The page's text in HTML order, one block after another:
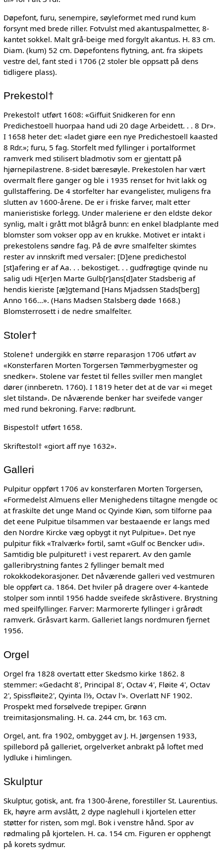
Døpefont, furu, senempire, søyleformet med rund kum
forsynt med brede riller. Fotvulst med akantuspalmetter, 8-
kantet sokkel. Malt grå-beige med forgylt akantus. H. 83 cm.
Diam. (kum) 52 cm. Døpefontens flytning, ant. fra skipets
vestre del, fant sted i 1706 (2 stoler ble oppsatt på dens
tidligere plass).
Prekestol†
Prekestol† utført 1608: «Giffuit Snidkeren for enn
Predichestoell huorpaa hand udi 20 dage Arbeidett. . . 8 Dr».
I 1658 heter det: «ladet giøre een nye Predichestoell kaasted
8 Rdr.»; furu, 5 fag. Storfelt med fyllinger i portalformet
ramverk med stilisert bladmotiv som er gjentatt på
hjørnepilastrene. 8-sidet bæresøyle. Prekestolen har vært
overmalt flere ganger og ble i 1935 renset for hvit lakk og
gullstaffering. De 4 storfelter har evangelister, muligens fra
slutten av 1600-årene. De er i friske farver, malt etter
manieristiske forlegg. Under maleriene er den eldste dekor
synlig, malt i grått mot blågrå bunn: en enkel bladplante med
blomster som vokser opp av en krukke. Motivet er intakt i
prekestolens søndre fag. På de øvre smalfelter skimtes
rester av innskrift med versaler: [D]ene predichestol
[st]afering er af Aa. . . bekostiget. . . gudfrøgtige qvinde nu
salig udi H[er]en Marte Gulb[r]ans[d]ater Stadsberig af
hendis kieriste [æ]gtemand [Hans Mjadssen Stads[berg]
Anno 166...». (Hans Madsen Stalsberg døde 1668.)
Blomsterrosett i de nedre smalfelter.
Stoler†
Stolene† undergikk en større reparasjon 1706 utført av
«Konsterfaren Morten Torgersen Tømmerbygmester og
snedker». Stolene var festet til felles sviller men manglet
dører (innberetn. 1760). I 1819 heter det at de var «i meget
slet tilstand». De nåværende benker har sveifede vanger
med rund bekroning. Farve: rødbrunt.
Bispestol† utført 1658.
Skriftestol† «giort aff nye 1632».
Galleri
Pulpitur oppført 1706 av konsterfaren Morten Torgersen,
«Formedelst Almuens eller Menighedens tiltagne mengde oc
at fraskilte det unge Mand oc Qyinde Kiøn, som tilforne paa
det eene Pulpitue tilsammen var bestaaende er langs med
den Nordre Kircke væg opbygt it nyt Pulpitue». Det nye
pulpitur fikk «Tralværk» fortil, samt «Gulf oc Bencker udi».
Samtidig ble pulpituret† i vest reparert. Av den gamle
galleribrystning fantes 2 fyllinger bemalt med
rokokkodekorasjoner. Det nåværende galleri ved vestmuren
ble oppført ca. 1864. Det hviler på dragere over 4-kantede
stolper som inntil 1956 hadde sveifede skråstivere. Brystning
med speilfyllinger. Farver: Marmorerte fyllinger i grårødt
ramverk. Gråsvart karm. Galleriet langs nordmuren fjernet
1956.
Orgel
Orgel fra 1828 overtatt etter Skedsmo kirke 1862. 8
stemmer: «Gedacht 8', Principal 8', Octav 4', Fløite 4', Octav
2', Spissfløite2', Qyinta l⅓, Octav l'». Overlatt NF 1902.
Prospekt med forsølvede trepiper. Grønn
treimitasjonsmaling. H. ca. 244 cm, br. 163 cm.
Orgel, ant. fra 1902, ombygget av J. H. Jørgensen 1933,
spillebord på galleriet, orgelverket anbrakt på loftet med
lydluke i himlingen.
Skulptur
Skulptur, gotisk, ant. fra 1300-årene, forestiller St. Laurentius.
Ek, høyre arm avslått, 2 dype naglehull i kjortelen etter
støtter for risten, som mgl. Bok i venstre hånd. Spor av
rødmaling på kjortelen. H. ca. 154 cm. Figuren er opphengt
på korets sydmur.